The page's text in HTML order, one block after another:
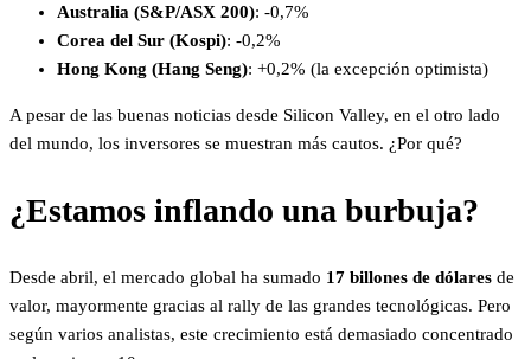
Australia (S&P/ASX 200): -0,7%
Corea del Sur (Kospi): -0,2%
Hong Kong (Hang Seng): +0,2% (la excepción optimista)
A pesar de las buenas noticias desde Silicon Valley, en el otro lado
del mundo, los inversores se muestran más cautos. ¿Por qué?
¿Estamos inflando una burbuja?
Desde abril, el mercado global ha sumado 17 billones de dólares de
valor, mayormente gracias al rally de las grandes tecnológicas. Pero
según varios analistas, este crecimiento está demasiado concentrado